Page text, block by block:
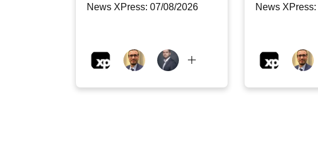
News XPress: 07/08/2026 News